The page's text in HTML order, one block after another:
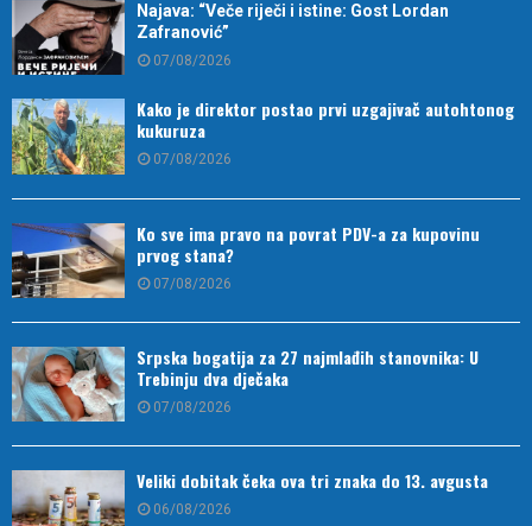
Najava: “Veče riječi i istine: Gost Lordan
Zafranović”
07/08/2026
Kako je direktor postao prvi uzgajivač autohtonog
kukuruza
07/08/2026
Ko sve ima pravo na povrat PDV-a za kupovinu
prvog stana?
07/08/2026
Srpska bogatija za 27 najmlađih stanovnika: U
Trebinju dva dječaka
07/08/2026
Veliki dobitak čeka ova tri znaka do 13. avgusta
06/08/2026